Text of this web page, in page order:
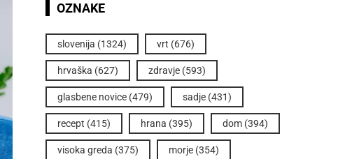
OZNAKE
slovenija (1324) vrt (676)
hrvaška (627) zdravje (593)
glasbene novice (479) sadje (431)
recept (415) hrana (395) dom (394)
visoka greda (375) morje (354)